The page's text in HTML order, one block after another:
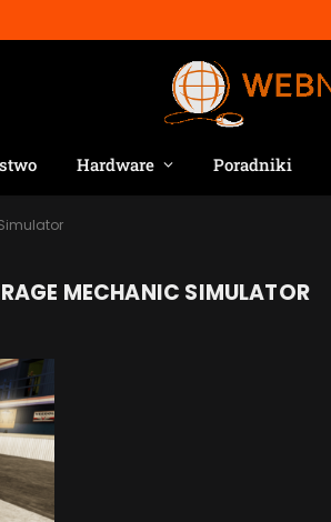
Hardware Poradniki
MECHANIC SIMULATOR